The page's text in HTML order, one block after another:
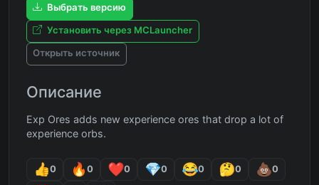
Выбрать версию
Установить через MCLauncher
Открыть источник
Описание
Exp Ores adds new experience ores that drop a lot of
experience orbs.
0 0 0 0 0 0 0